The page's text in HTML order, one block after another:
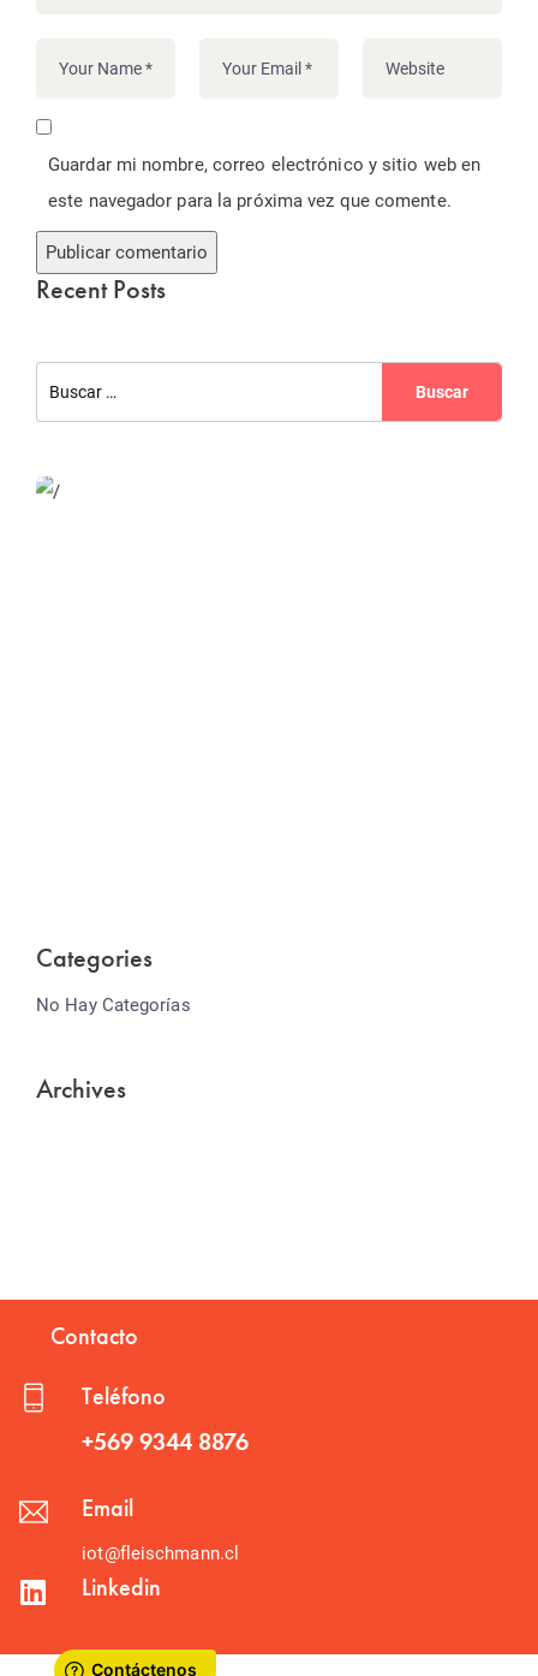
Guardar mi nombre, correo electrónico y sitio web en
este navegador para la próxima vez que comente.
Recent Posts
Categories
No Hay Categorías
Archives
Contacto
Teléfono
+569 9344 8876
Email
iot@fleischmann.cl
Linkedin